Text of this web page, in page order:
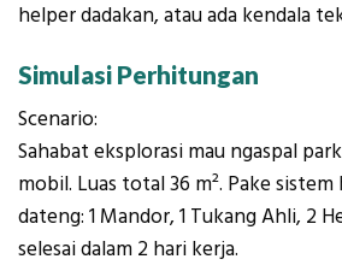
helper dadakan, atau ada kendala
Simulasi Perhitungan
Scenario:
Sahabat eksplorasi mau ngaspal
mobil. Luas total 36 m². Pake
dateng: 1 Mandor, 1 Tukang Ahli, 2
selesai dalam 2 hari kerja.